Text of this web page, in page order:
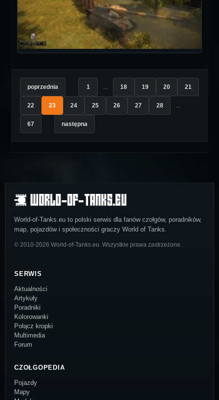
poprzednia 1 ... 18 19 20 21
22 23 24 25 26 27 28 ...
67 następna
World-of-Tanks.eu to polski serwis dla fanów czołgów, poradników,
map, pojazdów i społeczności graczy World of Tanks.
© 2010-2026 World-of-Tanks.eu. Wszystkie prawa zastrzeżone.
SERWIS
Aktualności
Artykuły
Poradniki
Kolorowanki
Połącz kropki
Multimedia
Forum
CZOŁGOPEDIA
Pojazdy
Mapy